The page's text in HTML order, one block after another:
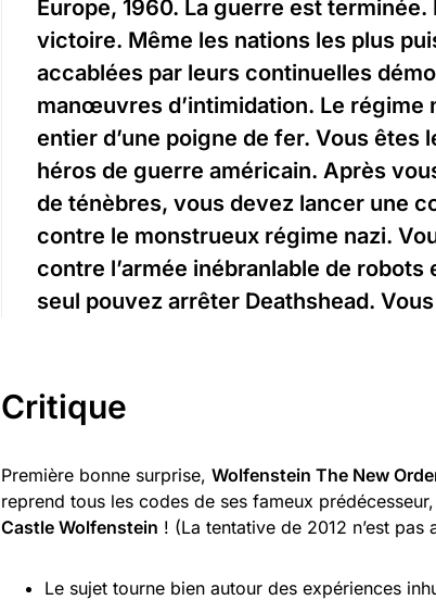
Europe, 1960. La guerre est
victoire. Même les nations les plus
accablées par leurs continuelles
manœuvres d’intimidation. Le régime
entier d’une poigne de fer. Vous êtes
héros de guerre américain. Après
de ténèbres, vous devez lancer une
contre le monstrueux régime nazi.
contre l’armée inébranlable de
seul pouvez arrêter Deathshead.
Critique
Première bonne surprise, Wolfenstein The New
reprend tous les codes de ses fameux
Castle Wolfenstein ! (La tentative de 2012 n’est
Le sujet tourne bien autour des expériences